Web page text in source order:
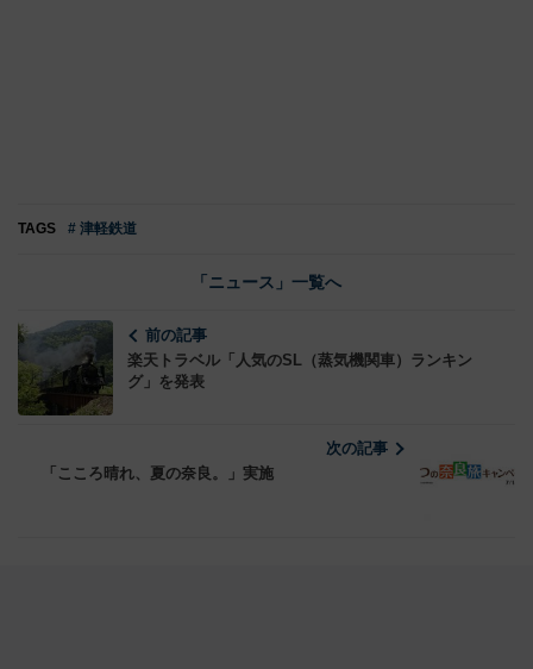
TAGS # 津軽鉄道
「ニュース」一覧へ
前の記事
楽天トラベル「人気のSL（蒸気機関車）ランキン
グ」を発表
次の記事
「こころ晴れ、夏の奈良。」実施